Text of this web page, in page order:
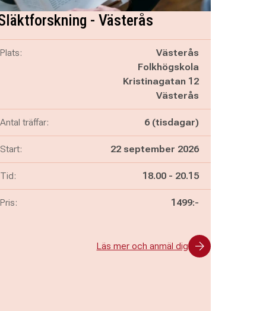
- Västerås
Plats:
Västerås
Folkhögskola
Kristinagatan 12
Västerås
Antal träffar: 6 (tisdagar)
Start: 22 september 2026
Tid: Pågår mellan
18.00 - och
20.15
Pris: 1499:-
Läs mer och anmäl dig